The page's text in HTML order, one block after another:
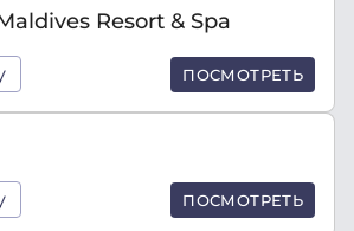
Resort & Spa
ПОСМОТРЕТЬ
ПОСМОТРЕТЬ